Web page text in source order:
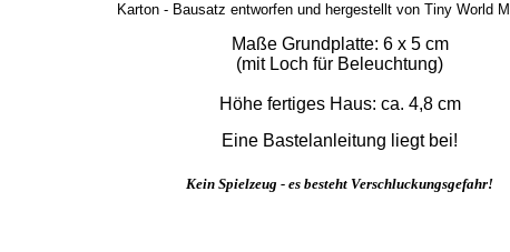
Karton - Bausatz entworfen und hergestellt von Tiny World
Maße Grundplatte: 6 x 5 cm
(mit Loch für Beleuchtung)
Höhe fertiges Haus: ca. 4,8 cm
Eine Bastelanleitung liegt bei!
Kein Spielzeug - es besteht Verschluckungsgefahr!